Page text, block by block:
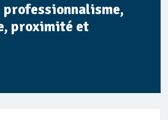
professionnalisme,
proximité et